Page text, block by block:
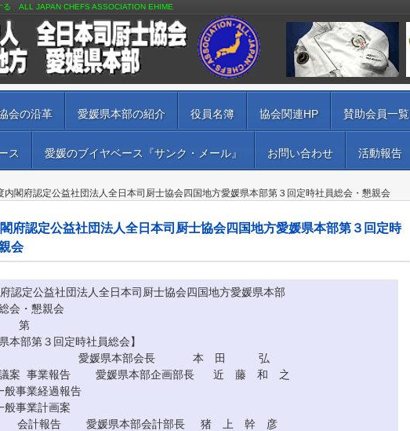
る ALL JAPAN CHEFS ASSOCIATION EHIME
会の沿革 愛媛県本部の紹介 役員名簿 協会関連HP 賛助会員一覧
ス 愛媛のブイヤベース『サンク・メール』 お問い合わせ 活動報告
内閣府認定公益社団法人全日本司厨士協会四国地方愛媛県本部第３回定時社員総会・懇親会
府認定公益社団法人全日本司厨士協会四国地方愛媛県本部第３回定時
会
認定公益社団法人全日本司厨士協会四国地方愛媛県本部
会・懇親会
本部第３回定時社員総会】
愛媛県本部会長 本 田 弘
議案 事業報告 愛媛県本部企画部長 近 藤 和 之
事業経過報告
事業計画案
計報告 愛媛県本部会計部長 猪 上 幹 彦